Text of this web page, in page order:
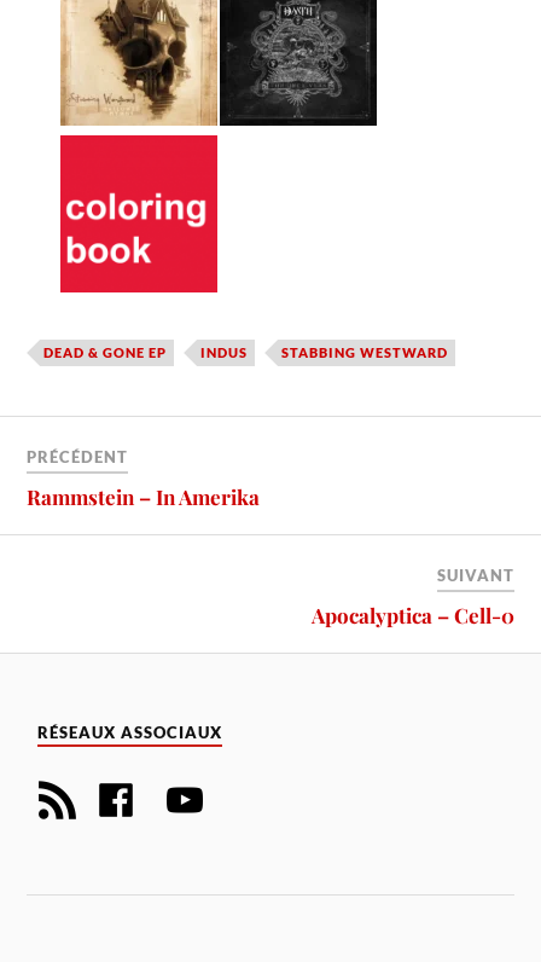
DEAD & GONE EP INDUS STABBING WESTWARD
PRÉCÉDENT
Rammstein – In Amerika
SUIVANT
Apocalyptica – Cell-0
RÉSEAUX ASSOCIAUX